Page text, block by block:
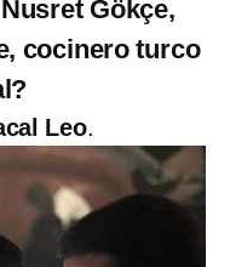
Gökçe,
cocinero turco
Leo.